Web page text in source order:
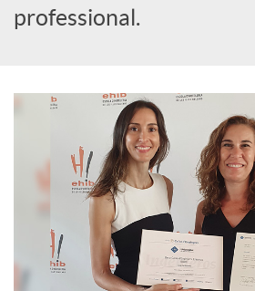
professional.